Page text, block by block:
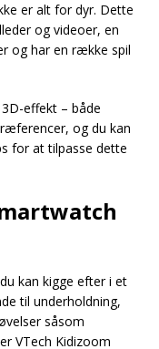
er alt for dyr. Dette
og videoer, en
og har en række spil
effekt – både
og du kan
for at tilpasse dette
kan kigge efter i et
til underholdning,
såsom
VTech Kidizoom